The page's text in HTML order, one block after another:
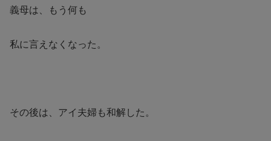
義母は、もう何も
私に言えなくなった。
その後は、アイ夫婦も和解した。